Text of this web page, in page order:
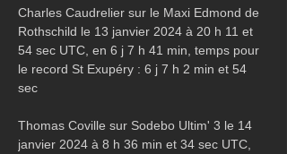
Charles Caudrelier sur le Maxi Edmond de
Rothschild le 13 janvier 2024 à 20 h 11 et
54 sec UTC, en 6 j 7 h 41 min, temps pour
le record St Exupéry : 6 j 7 h 2 min et 54
sec
Thomas Coville sur Sodebo Ultim' 3 le 14
janvier 2024 à 8 h 36 min et 34 sec UTC,